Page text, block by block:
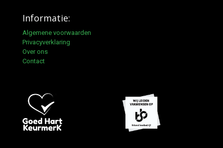
Informatie:
Algemene voorwaarden
Privacyverklaring
Over ons
Contact